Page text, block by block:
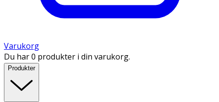
Varukorg
Du har 0 produkter i din varukorg.
Produkter